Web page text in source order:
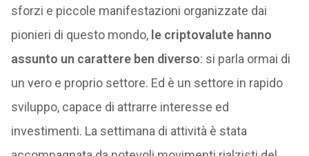
sforzi e piccole manifestazioni organizzate dai
pionieri di questo mondo, le criptovalute hanno
assunto un carattere ben diverso: si parla ormai di
un vero e proprio settore. Ed è un settore in rapido
sviluppo, capace di attrarre interesse ed
investimenti. La settimana di attività è stata